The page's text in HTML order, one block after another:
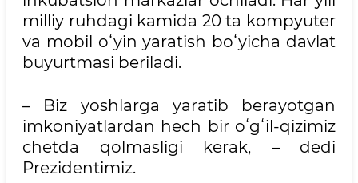
milliy ruhdagi kamida 20 ta kompyuter
va mobil oʻyin yaratish boʻyicha davlat
buyurtmasi beriladi.
– Biz yoshlarga yaratib berayotgan
imkoniyatlardan hech bir oʻgʻil-qizimiz
chetda qolmasligi kerak, – dedi
Prezidentimiz.